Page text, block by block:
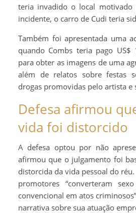
teria invadido o local motivado
incidente, o carro de Cudi teria
Também foi apresentada uma
quando Combs teria pago
para obter as imagens de uma
além de relatos sobre festas
drogas promovidas pelo artista e
Defesa afirmou
vida foi distorcido
A defesa optou por não
afirmou que o julgamento foi
distorcida da vida pessoal do
promotores “converteram
convencional em atos
narrativa sobre sua atuação